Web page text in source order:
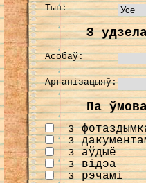
Тып:
З
Асобаў:
Арганізацыяў:
Па
з
з
з аўдыё
з відэа
з рэчамі